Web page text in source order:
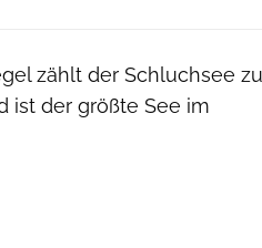
zählt der Schluchsee zu
ist der größte See im